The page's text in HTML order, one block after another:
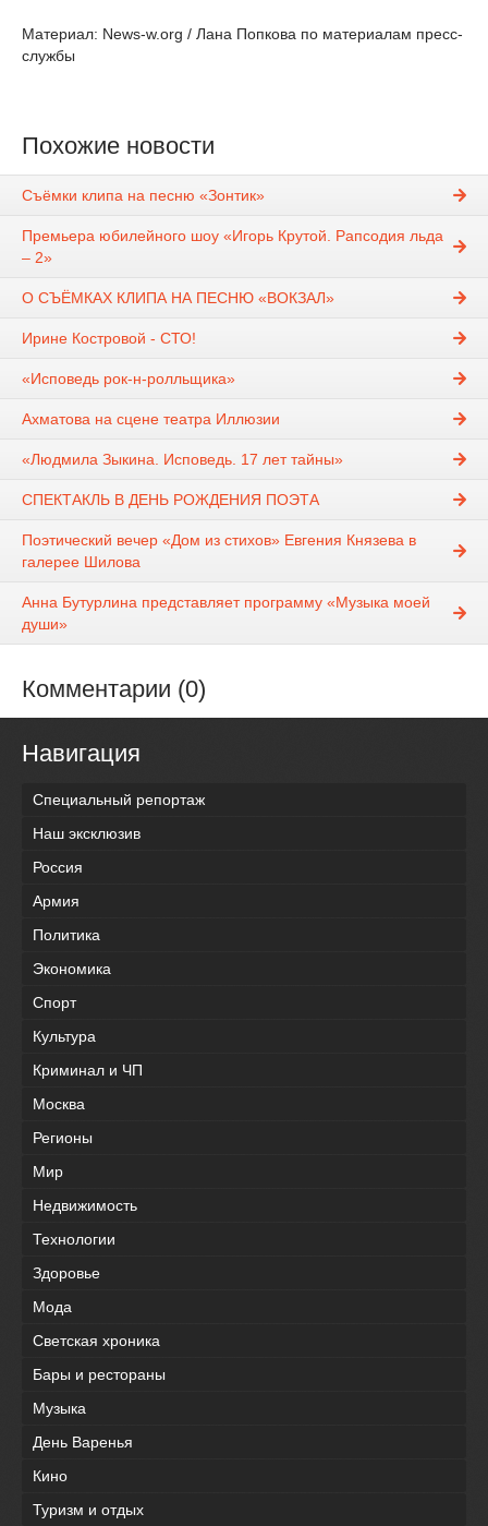
Материал: News-w.org / Лана Попкова по материалам пресс-
службы
Похожие новости
Cъёмки клипа на песню «Зонтик»
Премьера юбилейного шоу «Игорь Крутой. Рапсодия льда
– 2»
О СЪЁМКАХ КЛИПА НА ПЕСНЮ «ВОКЗАЛ»
Ирине Костровой - СТО!
«Исповедь рок-н-ролльщика»
Ахматова на сцене театра Иллюзии
«Людмила Зыкина. Исповедь. 17 лет тайны»
СПЕКТАКЛЬ В ДЕНЬ РОЖДЕНИЯ ПОЭТА
Поэтический вечер «Дом из стихов» Евгения Князева в
галерее Шилова
Анна Бутурлина представляет программу «Музыка моей
души»
Комментарии (0)
Навигация
Специальный репортаж
Наш эксклюзив
Россия
Армия
Политика
Экономика
Спорт
Культура
Криминал и ЧП
Москва
Регионы
Мир
Недвижимость
Технологии
Здоровье
Мода
Светская хроника
Бары и рестораны
Музыка
День Варенья
Кино
Туризм и отдых